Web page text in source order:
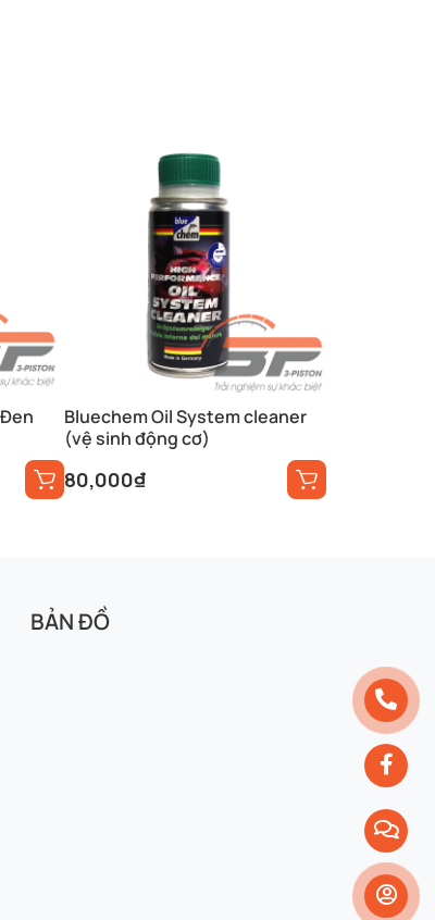
Bluechem Oil System cleaner
(vệ sinh động cơ)
80,000₫
BẢN ĐỒ